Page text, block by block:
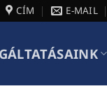
CÍM E-MAIL